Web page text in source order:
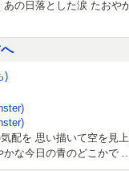
の日落とした涙 たおや
)
配を 思い描いて空を見
な今日の青のどこかで ...